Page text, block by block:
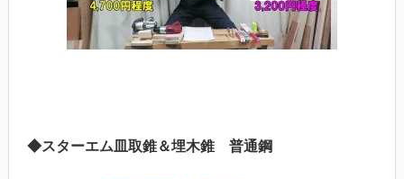
◆スターエム皿取錐＆埋木錐 普通鋼